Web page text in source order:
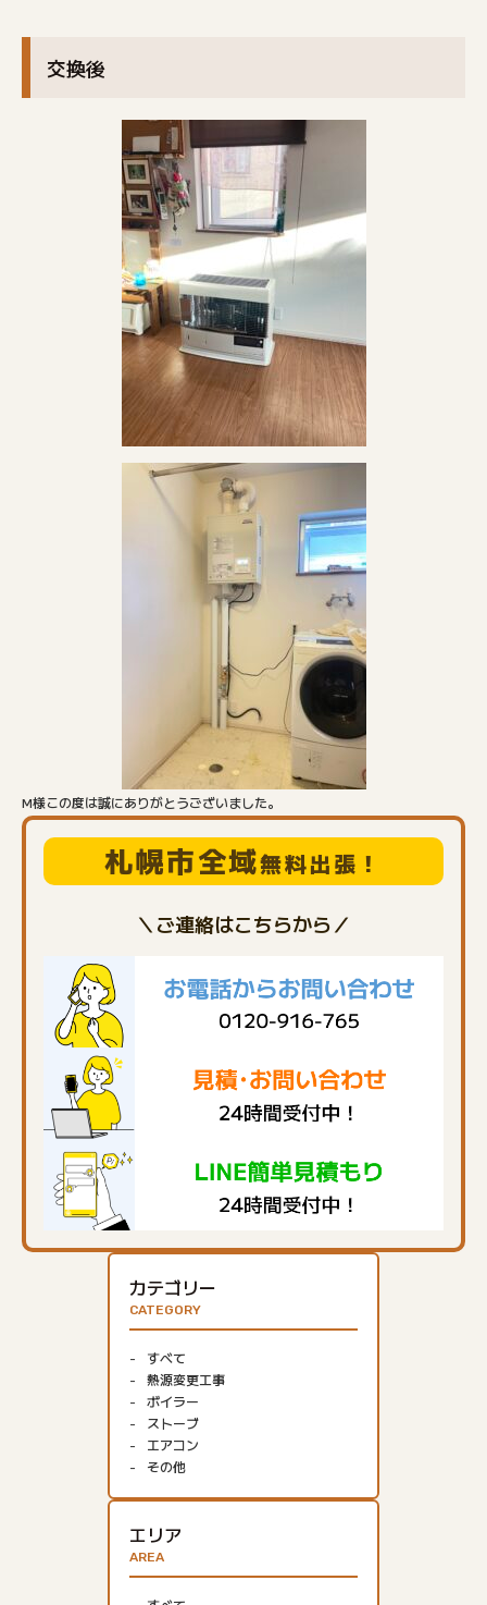
交換後
M様この度は誠にありがとうございました。
カテゴリー
CATEGORY
すべて
熱源変更工事
ボイラー
ストーブ
エアコン
その他
エリア
AREA
札幌市全域無料出張！
＼ご連絡はこちらから／